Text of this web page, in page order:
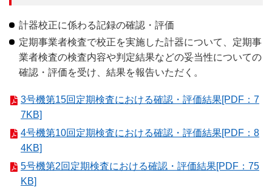
計器校正に係わる記録の確認・評価
定期事業者検査で校正を実施した計器について、定期事
業者検査の検査内容や判定結果などの妥当性についての
確認・評価を受け、結果を報告いただく。
3号機第15回定期検査における確認・評価結果[PDF：7
7KB]
4号機第10回定期検査における確認・評価結果[PDF：8
4KB]
5号機第2回定期検査における確認・評価結果[PDF：75
KB]